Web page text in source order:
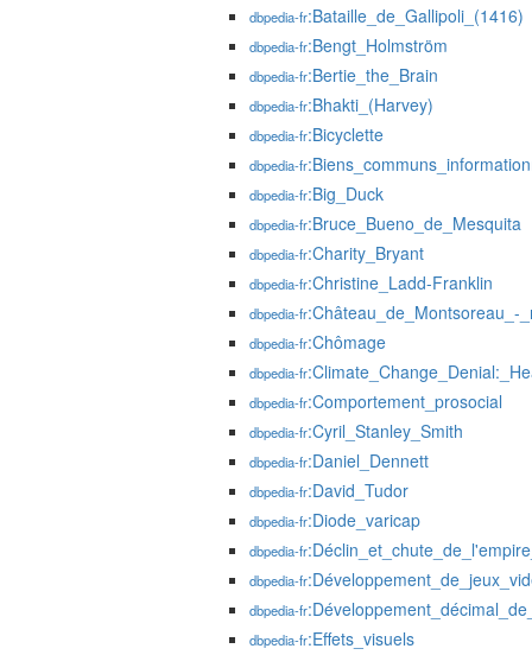
dbpedia-fr:Bataille_de_Gallipoli_(1416)
dbpedia-fr:Bengt_Holmström
dbpedia-fr:Bertie_the_Brain
dbpedia-fr:Bhakti_(Harvey)
dbpedia-fr:Bicyclette
dbpedia-fr
dbpedia-fr:Big_Duck
dbpedia-fr:Bruce_Bueno_de_Mesquita
dbpedia-fr:Charity_Bryant
dbpedia-fr:Christine_Ladd-Franklin
dbpedia-fr:Château_de_Montsoreau_-
dbpedia-fr:Chômage
dbpedia-fr
dbpedia-fr:Comportement_prosocial
dbpedia-fr:Cyril_Stanley_Smith
dbpedia-fr:Daniel_Dennett
dbpedia-fr:David_Tudor
dbpedia-fr:Diode_varicap
dbpedia-fr
dbpedia-fr
dbpedia-fr
dbpedia-fr:Effets_visuels